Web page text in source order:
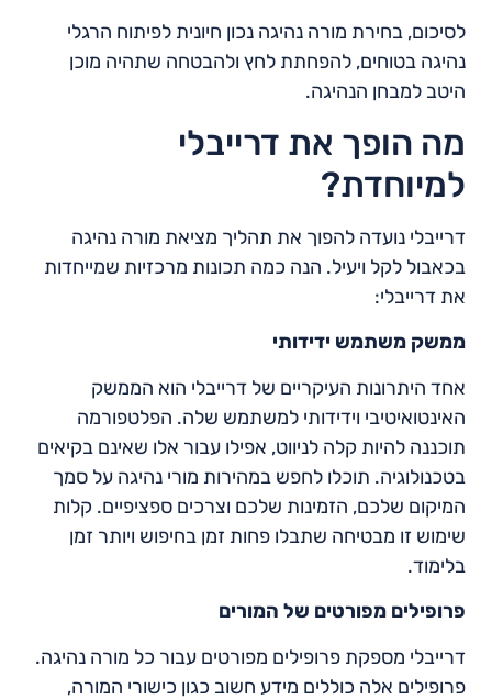
לסיכום, בחירת מורה נהיגה נכון חיונית לפיתוח הרגלי
נהיגה בטוחים, להפחתת לחץ ולהבטחה שתהיה מוכן
היטב למבחן הנהיגה.
מה הופך את דרייבלי
למיוחדת?
דרייבלי נועדה להפוך את תהליך מציאת מורה נהיגה
בכאבול לקל ויעיל. הנה כמה תכונות מרכזיות שמייחדות
את דרייבלי:
ממשק משתמש ידידותי
אחד היתרונות העיקריים של דרייבלי הוא הממשק
האינטואיטיבי וידידותי למשתמש שלה. הפלטפורמה
תוכננה להיות קלה לניווט, אפילו עבור אלו שאינם בקיאים
בטכנולוגיה. תוכלו לחפש במהירות מורי נהיגה על סמך
המיקום שלכם, הזמינות שלכם וצרכים ספציפיים. קלות
שימוש זו מבטיחה שתבלו פחות זמן בחיפוש ויותר זמן
בלימוד.
פרופילים מפורטים של המורים
דרייבלי מספקת פרופילים מפורטים עבור כל מורה נהיגה.
פרופילים אלה כוללים מידע חשוב כגון כישורי המורה,